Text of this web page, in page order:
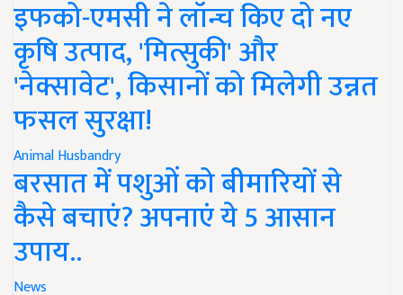
इफको-एमसी ने लॉन्च किए दो नए
कृषि उत्पाद, 'मित्सुकी' और
'नेक्सावेट', किसानों को मिलेगी उन्नत
फसल सुरक्षा!
Animal Husbandry
बरसात में पशुओं को बीमारियों से
कैसे बचाएं? अपनाएं ये 5 आसान
उपाय..
News